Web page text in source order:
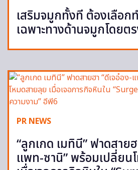
เสริมจมูกทั้งที ต้องเลือก
เฉพาะทางด้านจมูกโดยต
PR NEWS
“ลูกเกด เมทินี” ฟาดสายฮ
แพท-ซานิ” พร้อมเปลี่ยน